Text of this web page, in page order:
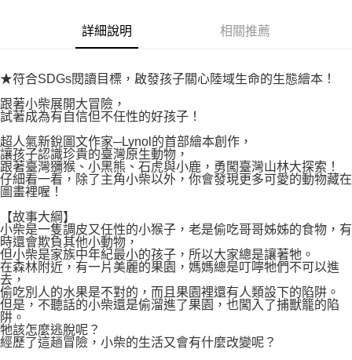
※ 交易是否成功請以「AFTEE先享後付 」之結帳頁面顯示為準，若有關於
是否繳費成功／繳費後需取消欲退款等相關疑問，請聯繫「AFTEE先享後付
客戶支援中心」https://netprotections.freshdesk.com/support/home
【注意事項】
易，需依本服務之必要範圍內提供個人資料，並將交易相關給付款項請求債
權轉讓予恩沛科技股份有限公司。
２．關於個人資料處理事宜，請瀏覽以下網址：
https://aftee.tw/terms/#terms3
３．未成年的使用者請事先徵得法定代理人或監護人之同意方可使用
「AFTEE先享後付」，若未經同意申辦者引起之損失，本公司不負相關責
任。
時審查核予不同之上限額度；若仍有額度不足之情形，本公司將視審查結果
請求用戶進行身份認證。
５．嚴禁一人註冊多個帳號或使用他人資訊註冊。若發現惡意使用之情形，
恩沛科技股份有限公司將有權停止該用戶之使用額度並採取法律行動。
付款後萊爾富取貨
7-11取貨付款
付款後7-11取貨
每筆NT$80，滿NT$500(含以上)免運費
宅配
每筆NT$100，滿NT$800(含以上)免運費
國家/地區配送 查看運費
詳細說明 相關推薦
★符合SDGs閱讀目標，啟發孩子關心陸域生命的生態繪本！
跟著小柴展開大冒險，
試著成為有自信但不任性的好孩子！
超人氣新銳圖文作家─Lynol的首部繪本創作，
讓孩子認識珍貴的臺灣原生動物，
跟著臺灣獼猴、小黑熊、石虎與小鹿，勇闖臺灣山林大探索！
仔細看一看，除了主角小柴以外，你會發現更多可愛的動物藏在
圖畫裡喔！
【故事大綱】
小柴是一隻調皮又任性的小猴子，老是偷吃哥哥姊姊的食物，有
時還會欺負其他小動物，
但小柴是家族中年紀最小的孩子，所以大家總是讓著牠。
在森林附近，有一片美麗的果園，媽媽總是叮嚀牠們不可以進
去，
偷吃別人的水果是不對的，而且果園裡還有人類設下的陷阱。
但是，不聽話的小柴還是偷溜進了果園，也闖入了捕獸籠的陷
阱。
牠該怎麼逃脫呢？
經歷了這趟冒險，小柴的生活又會有什麼改變呢？